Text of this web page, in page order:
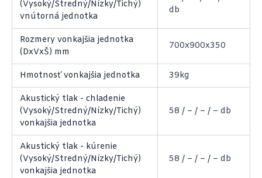
(Vysoký/Stredný/Nízky/Tichý)
vnútorná jednotka
db
Rozmery vonkajšia jednotka
(DxVxŠ) mm
700x900x350
Hmotnosť vonkajšia jednotka 39kg
Akustický tlak - chladenie
(Vysoký/Stredný/Nízky/Tichý)
vonkajšia jednotka
58 / – / – / – db
Akustický tlak - kúrenie
(Vysoký/Stredný/Nízky/Tichý)
vonkajšia jednotka
58 / – / – / – db